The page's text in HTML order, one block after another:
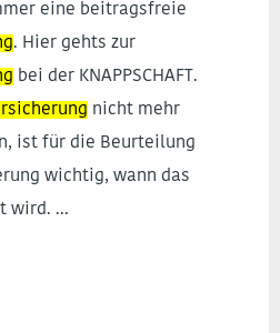
eine beitragsfreie
. Hier gehts zur
bei der KNAPPSCHAFT.
nicht mehr
ist für die Beurteilung
wichtig, wann das
wird. ...